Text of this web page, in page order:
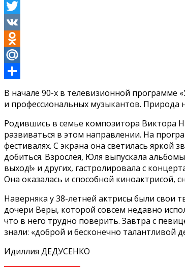
Facebook
Twitter
VK
Odnoklassniki
Mail.Ru
Отправить
В начале 90-х в телевизионной программе
и профессиональных музыкантов.
Родившись в семье композитора Виктора
развиваться в этом направлении. На
фестивалях. С экрана она светилась яркой
добиться. Взрослея, Юля выпускала
выход!» и других, гастролировала с
Она оказалась и способной киноактрисой,
Наверняка у 38-летней актрисы были свои
дочери Веры, которой совсем недавно
что в него трудно поверить. Завтра с
знали: «доброй и бесконечно
Идиллия ДЕДУСЕНКО